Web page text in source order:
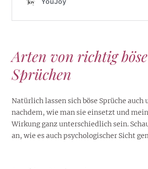
Arten von richtig
Sprüchen
Natürlich lassen sich böse Sprüche auch
nachdem, wie man sie einsetzt und
Wirkung ganz unterschiedlich sein.
an, wie es auch psychologischer Sicht